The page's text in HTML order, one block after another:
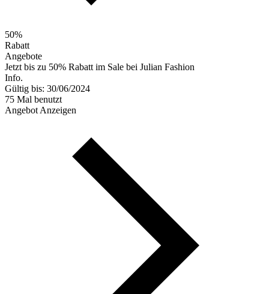
50%
Rabatt
Angebote
Jetzt bis zu 50% Rabatt im Sale bei Julian Fashion
Info.
Gültig bis: 30/06/2024
75 Mal benutzt
Angebot Anzeigen